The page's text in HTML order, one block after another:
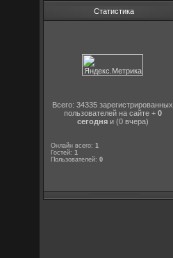
Статистика
Всего: 34335 зарегистрированных
пользователей на сайте + 0
сегодняи (0 вчера)
Онлайн всего:1
Гостей:1
Пользователей:0